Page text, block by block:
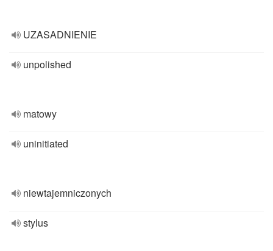
UZASADNIENIE
unpolished
matowy
uninitiated
niewtajemniczonych
stylus